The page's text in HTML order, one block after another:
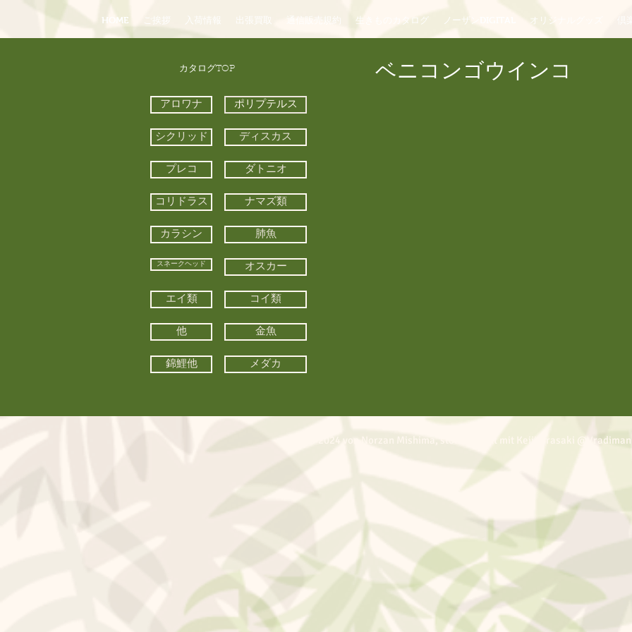
HOME ご挨拶 入荷情報 出張買取 通信販売規約 生きものカタログ ノーザンDIGITAL オリジナルグッズ
​カタログTOP
アロワナ ポリプテルス
シクリッド ディスカス
プレコ ダトニオ
コリドラス ナマズ類
カラシン 肺魚
スネークヘッド オスカー
エイ類 コイ類
他 金魚
錦鯉他 メダカ
ベニコンゴウインコ
© 2024 von Norzan Mishima, stolz erstellt mit Keiji Urasaki